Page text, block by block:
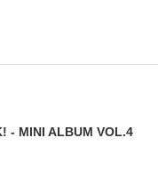
- MINI ALBUM VOL.4